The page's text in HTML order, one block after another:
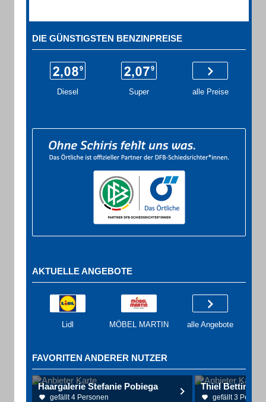
DIE GÜNSTIGSTEN BENZINPREISE
Diesel Super alle Preise
AKTUELLE ANGEBOTE
Lidl MÖBEL MARTIN alle Angebote
FAVORITEN ANDERER NUTZER
Haargalerie Stefanie Pobiega
gefällt 4 Personen gefällt 3